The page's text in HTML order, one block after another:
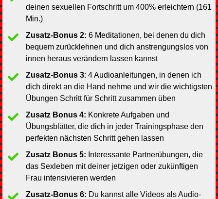
deinen sexuellen Fortschritt um 400% erleichtern (161
Min.)
Zusatz-Bonus 2: 6 Meditationen, bei denen du dich
bequem zurücklehnen und dich anstrengungslos von
innen heraus verändern lassen kannst
Zusatz-Bonus 3: 4 Audioanleitungen, in denen ich
dich direkt an die Hand nehme und wir die wichtigsten
Übungen Schritt für Schritt zusammen üben
Zusatz Bonus 4: Konkrete Aufgaben und
Übungsblätter, die dich in jeder Trainingsphase den
perfekten nächsten Schritt gehen lassen
Zusatz Bonus 5: Interessante Partnerübungen, die
das Sexleben mit deiner jetzigen oder zukünftigen
Frau intensivieren werden
Zusatz-Bonus 6: Du kannst alle Videos als Audio-